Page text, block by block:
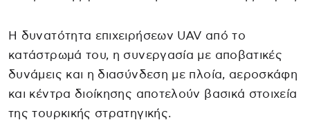
Η δυνατότητα επιχειρήσεων UAV από το
κατάστρωμά του, η συνεργασία με αποβατικές
δυνάμεις και η διασύνδεση με πλοία, αεροσκάφη
και κέντρα διοίκησης αποτελούν βασικά στοιχεία
της τουρκικής στρατηγικής.